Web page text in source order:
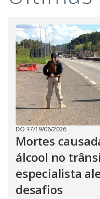
DO R7/19/06/2026
Mortes
álcool no
especialista
desafios